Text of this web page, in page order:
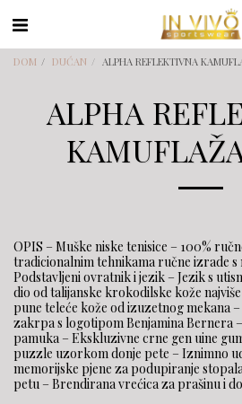
DOM DUĆAN ALPHA REFLEKTIVNA
ALPHA
OPIS – Muške niske tenisice – 100%
tradicionalnim tehnikama ručne izrade s
Podstavljeni ovratnik i jezik – Jezik s
dio od talijanske krokodilske kože
pune teleće kože od izuzetnog mekana
zakrpa s logotipom Benjamina Bernera
pamuka – Ekskluzivne crne gen uine
puzzle uzorkom donje pete – Iznimno
memorijske pjene za podupiranje
petu – Brendirana vrećica za prašinu i